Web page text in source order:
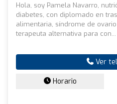
Hola, soy Pamela Navarro,
diabetes, con diplomado en
alimentaria, síndrome de
terapeuta alternativa para con...
Ver
Horario